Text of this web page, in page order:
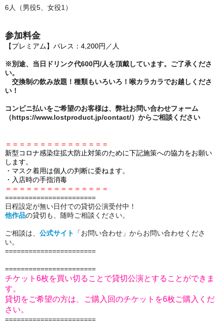
6人（男役5、女役1）
参加料金
【プレミアム】パレス：4,200円／人
※別途、当日ドリンク代600円/人を頂戴しています。ご了承くださ
い。
交換制の飲み放題！種類もいろいろ！喉カラカラでお越しくださ
い！
コンビニ払いをご希望のお客様は、弊社お問い合わせフォーム
（https://www.lostproduct.jp/contact/）からご相談ください
＝＝＝＝＝＝＝＝＝＝＝＝＝＝＝
新型コロナ感染症拡大防止対策のために下記施策への協力をお願い
します。
・マスク着用は個人の判断に委ねます。
・入店時の手指消毒
＝＝＝＝＝＝＝＝＝＝＝＝＝＝＝
=======================
日程設定が無い日付での貸切公演受付中！
他作品の貸切も、随時ご相談ください。
ご相談は、 公式サイト
「お問い合わせ」からお問い合わせくださ
い。
=======================
=======================
チケット6枚を買い切ることで貸切公演とすることができま
す。
貸切をご希望の方は、ご購入回のチケットを6枚ご購入くだ
さい。
=======================